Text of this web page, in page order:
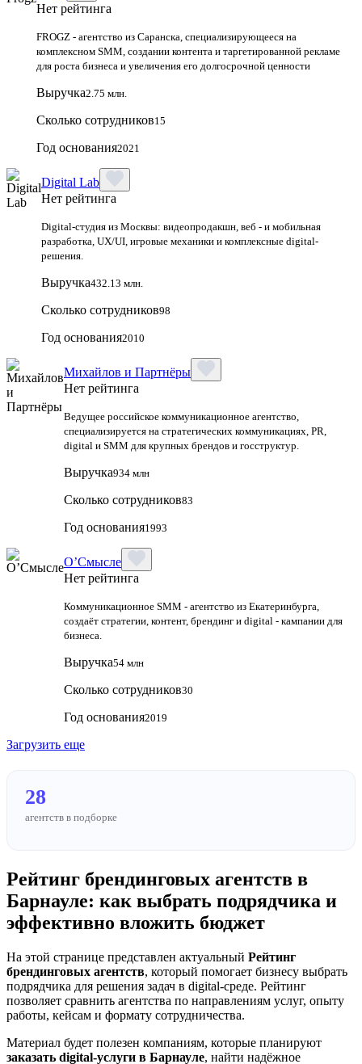
Нет рейтинга
FROGZ - агентство из Саранска, специализирующееся на
комплексном SMM, создании контента и таргетированной рекламе
для роста бизнеса и увеличения его долгосрочной ценности
Выручка2.75 млн.
Сколько сотрудников15
Год основания2021
Digital Lab
Нет рейтинга
Digital-студия из Москвы: видеопродакшн, веб - и мобильная
разработка, UX/UI, игровые механики и комплексные digital-
решения.
Выручка432.13 млн.
Сколько сотрудников98
Год основания2010
Михайлов и Партнёры
Нет рейтинга
Ведущее российское коммуникационное агентство,
специализируется на стратегических коммуникациях, PR,
digital и SMM для крупных брендов и госструктур.
Выручка934 млн
Сколько сотрудников83
Год основания1993
О’Смысле
Нет рейтинга
Коммуникационное SMM - агентство из Екатеринбурга,
создаёт стратегии, контент, брендинг и digital - кампании для
бизнеса.
Выручка54 млн
Сколько сотрудников30
Год основания2019
Загрузить еще
28
агентств в подборке
Рейтинг брендинговых агентств в
Барнауле: как выбрать подрядчика и
эффективно вложить бюджет
На этой странице представлен актуальный Рейтинг
брендинговых агентств, который помогает бизнесу выбрать
подрядчика для решения задач в digital-среде. Рейтинг
позволяет сравнить агентства по направлениям услуг, опыту
работы, кейсам и формату сотрудничества.
Материал будет полезен компаниям, которые планируют
заказать digital-услуги в Барнауле, найти надёжное